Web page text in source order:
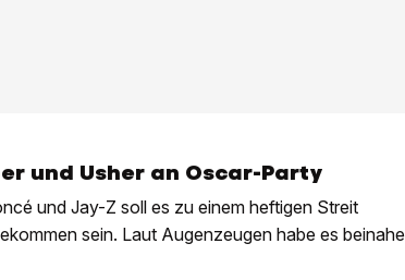
und Usher an Oscar-Party
und Jay-Z soll es zu einem heftigen Streit
sein. Laut Augenzeugen habe es beinahe